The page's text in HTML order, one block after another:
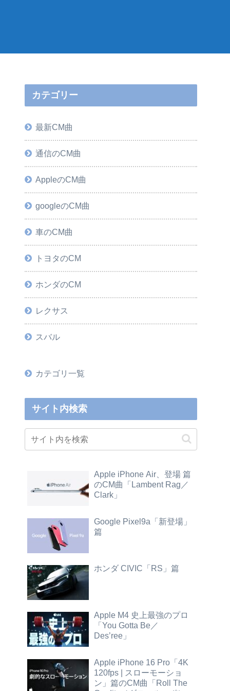
カテゴリー
最新CM曲
通信のCM曲
AppleのCM曲
googleのCM曲
車のCM曲
トヨタのCM
ホンダのCM
レクサス
スバル
カテゴリ一覧
サイト内検索
Apple iPhone Air、登場 篇
のCM曲「Lambent Rag／
Clark」
Google Pixel9a「新登場」
篇
ホンダ CIVIC「RS」篇
Apple M4 史上最強のプロ
「You Gotta Be／
Des’ree」
Apple iPhone 16 Pro「4K
120fps | スローモーショ
ン」篇のCM曲「Roll The